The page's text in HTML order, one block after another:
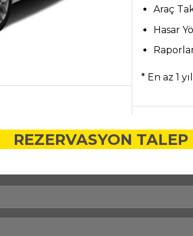
Araç
Hasar
* En az 1
REZERVASYON TALEP